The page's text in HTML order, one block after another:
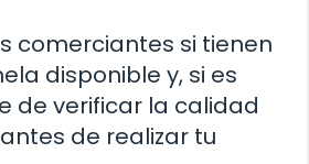
comerciantes si tienen
disponible y, si es
de verificar la calidad
de realizar tu